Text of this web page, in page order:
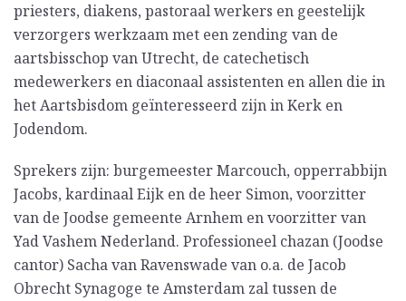
priesters, diakens, pastoraal werkers en geestelijk
verzorgers werkzaam met een zending van de
aartsbisschop van Utrecht, de catechetisch
medewerkers en diaconaal assistenten en allen die in
het Aartsbisdom geïnteresseerd zijn in Kerk en
Jodendom.
Sprekers zijn: burgemeester Marcouch, opperrabbijn
Jacobs, kardinaal Eijk en de heer Simon, voorzitter
van de Joodse gemeente Arnhem en voorzitter van
Yad Vashem Nederland. Professioneel chazan (Joodse
cantor) Sacha van Ravenswade van o.a. de Jacob
Obrecht Synagoge te Amsterdam zal tussen de